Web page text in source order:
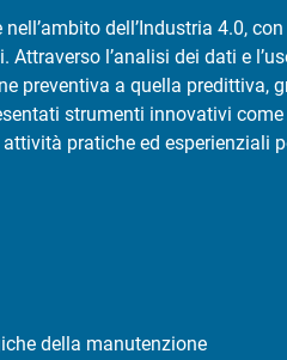
dell’Industria 4.0,
l’analisi dei dati e
preventiva a quella predittiva,
strumenti innovativi
pratiche ed esperienziali
della manutenzione